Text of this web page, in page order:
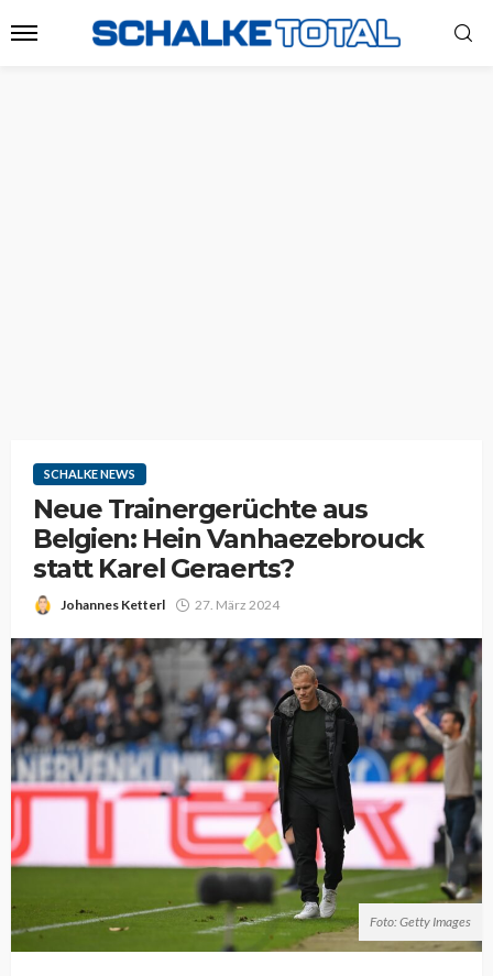
SCHALKE NEWS
Neue Trainergerüchte aus
Belgien: Hein Vanhaezebrouck
statt Karel Geraerts?
Johannes Ketterl 27. März 2024
Foto: Getty Images